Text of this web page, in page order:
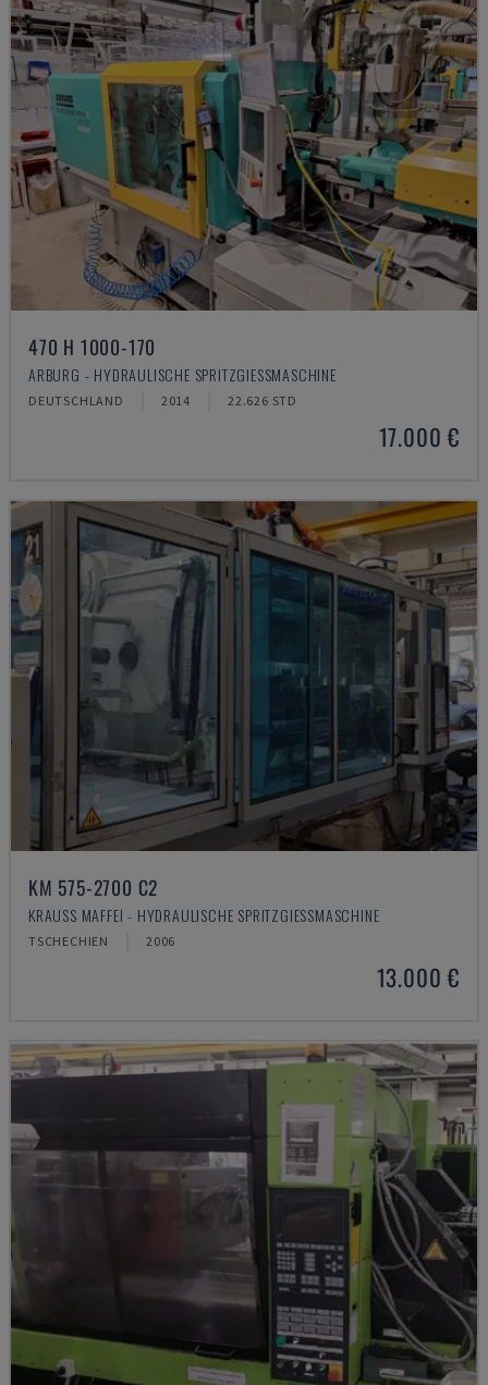
470 H 1000-170
ARBURG - HYDRAULISCHE SPRITZGIESSMASCHINE
DEUTSCHLAND 2014 22.626 STD
17.000 €
KM 575-2700 C2
KRAUSS MAFFEI - HYDRAULISCHE SPRITZGIESSMASCHINE
TSCHECHIEN 2006
13.000 €